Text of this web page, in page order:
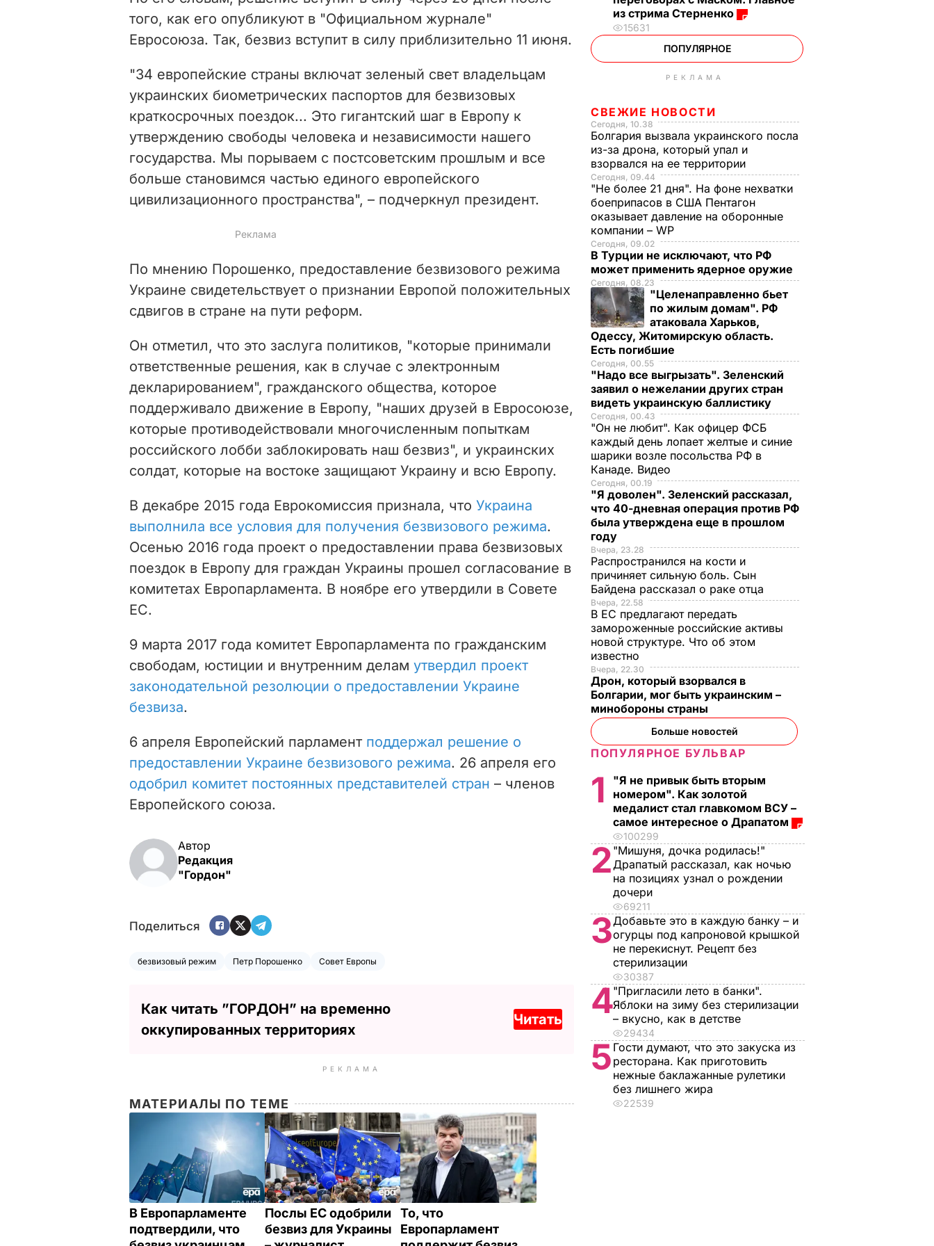
того, как его опубликуют в "Официальном журнале"
Евросоюза. Так, безвиз вступит в силу приблизительно 11 июня.
"34 европейские страны включат зеленый свет владельцам
украинских биометрических паспортов для безвизовых
краткосрочных поездок... Это гигантский шаг в Европу к
утверждению свободы человека и независимости нашего
государства. Мы порываем с постсоветским прошлым и все
больше становимся частью единого европейского
цивилизационного пространства", – подчеркнул президент.
По мнению Порошенко, предоставление безвизового режима
Украине свидетельствует о признании Европой положительных
сдвигов в стране на пути реформ.
Он отметил, что это заслуга политиков, "которые принимали
ответственные решения, как в случае с электронным
декларированием", гражданского общества, которое
поддерживало движение в Европу, "наших друзей в Евросоюзе,
которые противодействовали многочисленным попыткам
российского лобби заблокировать наш безвиз", и украинских
солдат, которые на востоке защищают Украину и всю Европу.
В декабре 2015 года Еврокомиссия признала, что Украина
выполнила все условия для получения безвизового режима.
Осенью 2016 года проект о предоставлении права безвизовых
поездок в Европу для граждан Украины прошел согласование в
комитетах Европарламента. В ноябре его утвердили в Совете
ЕС.
9 марта 2017 года комитет Европарламента по гражданским
свободам, юстиции и внутренним делам утвердил проект
законодательной резолюции о предоставлении Украине
безвиза.
6 апреля Европейский парламент поддержал решение о
предоставлении Украине безвизового режима. 26 апреля его
одобрил комитет постоянных представителей стран – членов
Европейского союза.
Автор
Редакция
"Гордон"
Поделиться
безвизовый режим Петр Порошенко Совет Европы
Как читать ”ГОРДОН” на временно
оккупированных территориях
Читать
РЕКЛАМА
МАТЕРИАЛЫ ПО ТЕМЕ
В Европарламенте
подтвердили, что
Послы ЕС одобрили
безвиз для Украины
То, что
Европарламент
из стрима Стерненко
15631
ПОПУЛЯРНОЕ
РЕКЛАМА
СВЕЖИЕ НОВОСТИ
Сегодня, 10.38
Болгария вызвала украинского посла
из-за дрона, который упал и
взорвался на ее территории
Сегодня, 09.44
"Не более 21 дня". На фоне нехватки
боеприпасов в США Пентагон
оказывает давление на оборонные
компании – WP
Сегодня, 09.02
В Турции не исключают, что РФ
может применить ядерное оружие
Сегодня, 08.23
"Целенаправленно бьет
по жилым домам". РФ
атаковала Харьков,
Одессу, Житомирскую область.
Есть погибшие
Сегодня, 00.55
"Надо все выгрызать". Зеленский
заявил о нежелании других стран
видеть украинскую баллистику
Сегодня, 00.43
"Он не любит". Как офицер ФСБ
каждый день лопает желтые и синие
шарики возле посольства РФ в
Канаде. Видео
Сегодня, 00.19
"Я доволен". Зеленский рассказал,
что 40-дневная операция против РФ
была утверждена еще в прошлом
году
Вчера, 23.28
Распространился на кости и
причиняет сильную боль. Сын
Байдена рассказал о раке отца
Вчера, 22.58
В ЕС предлагают передать
замороженные российские активы
новой структуре. Что об этом
известно
Вчера, 22.30
Дрон, который взорвался в
Болгарии, мог быть украинским –
минобороны страны
Больше новостей
ПОПУЛЯРНОЕ БУЛЬВАР
1
"Я не привык быть вторым
номером". Как золотой
медалист стал главкомом ВСУ –
самое интересное о Драпатом
100299
2 "Мишуня, дочка родилась!"
Драпатый рассказал, как ночью
на позициях узнал о рождении
дочери
69211
3Добавьте это в каждую банку – и
огурцы под капроновой крышкой
не перекиснут. Рецепт без
стерилизации
30387
4"Пригласили лето в банки".
Яблоки на зиму без стерилизации
– вкусно, как в детстве
29434
5 Гости думают, что это закуска из
ресторана. Как приготовить
нежные баклажанные рулетики
без лишнего жира
22539